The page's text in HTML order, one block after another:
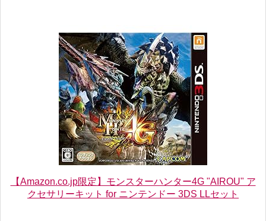
【Amazon.co.jp限定】モンスターハンター4G "AIROU" ア
クセサリーキット for ニンテンドー 3DS LLセット